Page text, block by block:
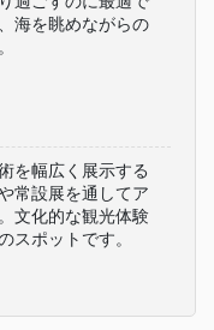
海を眺めながらの
を幅広く展示する
常設展を通してア
文化的な観光体験
スポットです。